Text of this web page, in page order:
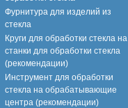
Фурнитура для изделий из
стекла
Круги для обработки стекла на
станки для обработки стекла
(рекомендации)
Инструмент для обработки
стекла на обрабатывающие
центра (рекомендации)